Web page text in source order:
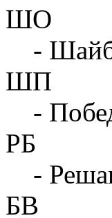
ШО
-
ШП
-
РБ
-
БВ